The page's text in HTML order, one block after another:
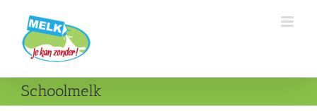
inhoud
Schoolmelk